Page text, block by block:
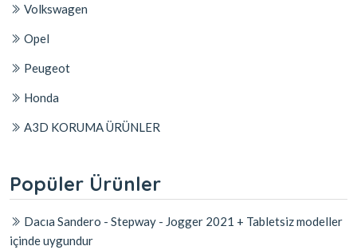
Volkswagen
Opel
Peugeot
Honda
A3D KORUMA ÜRÜNLER
Popüler Ürünler
Dacıa Sandero - Stepway - Jogger 2021 + Tabletsiz modeller
içinde uygundur